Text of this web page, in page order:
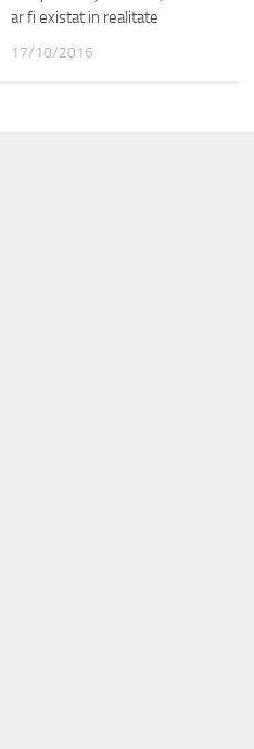
ar fi existat in realitate
17/10/2016